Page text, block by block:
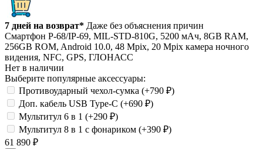
7 дней на возврат* Даже без объяснения причин
Смартфон P-68/IP-69, MIL-STD-810G, 5200 мАч, 8GB RAM,
256GB ROM, Android 10.0, 48 Mpix, 20 Mpix камера ночного
видения, NFC, GPS, ГЛОНАСС
Нет в наличии
Выберите популярные аксессуары:
Противоударный чехол-сумка (+790 ₽)
Доп. кабель USB Type-C (+690 ₽)
Мультитул 6 в 1 (+290 ₽)
Мультитул 8 в 1 с фонариком (+390 ₽)
61 890 ₽